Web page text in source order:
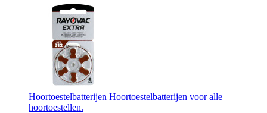
Hoortoestelbatterijen Hoortoestelbatterijen voor alle
hoortoestellen.